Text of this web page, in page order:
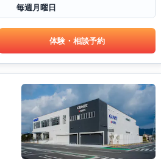
毎週月曜日
体験・相談予約